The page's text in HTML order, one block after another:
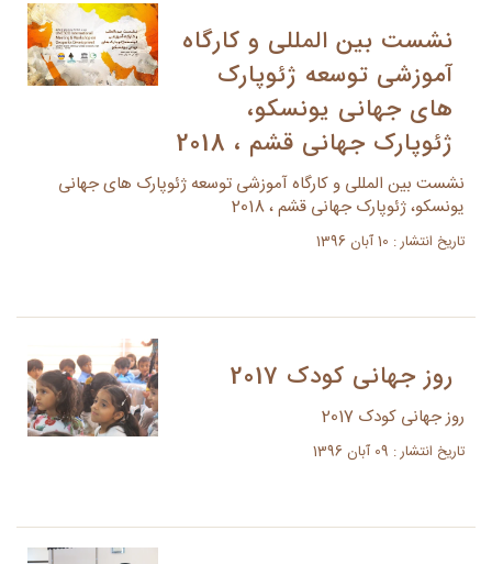
نشست بین المللی و کارگاه
آموزشی توسعه ژئوپارک
های جهانی یونسکو،
ژئوپارک جهانی قشم ، 2018
نشست بین المللی و کارگاه آموزشی توسعه ژئوپارک های جهانی
یونسکو، ژئوپارک جهانی قشم ، 2018
تاریخ انتشار : 10 آبان 1396
روز جهانی کودک 2017
روز جهانی کودک 2017
تاریخ انتشار : 09 آبان 1396